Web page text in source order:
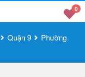
0
Quận 9
Phường